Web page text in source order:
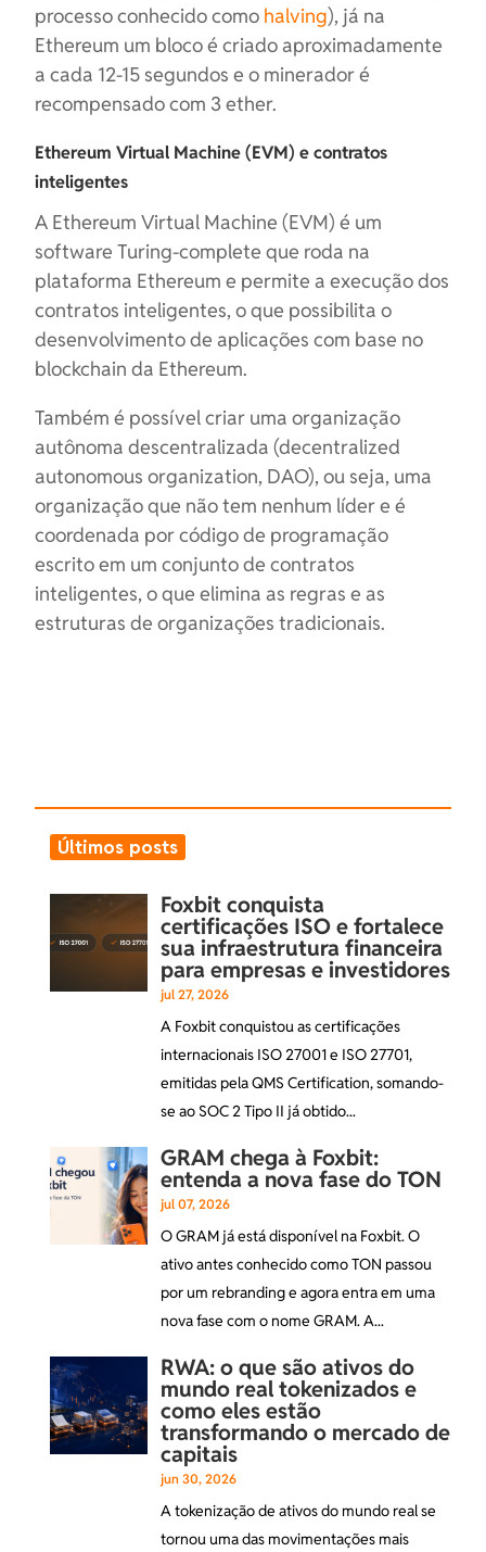
processo conhecido como halving), já na
Ethereum um bloco é criado aproximadamente
a cada 12-15 segundos e o minerador é
recompensado com 3 ether.
Ethereum Virtual Machine (EVM) e contratos
inteligentes
A Ethereum Virtual Machine (EVM) é um
software Turing-complete que roda na
plataforma Ethereum e permite a execução dos
contratos inteligentes, o que possibilita o
desenvolvimento de aplicações com base no
blockchain da Ethereum.
Também é possível criar uma organização
autônoma descentralizada (decentralized
autonomous organization, DAO), ou seja, uma
organização que não tem nenhum líder e é
coordenada por código de programação
escrito em um conjunto de contratos
inteligentes, o que elimina as regras e as
estruturas de organizações tradicionais.
Últimos posts
Foxbit conquista
certificações ISO e fortalece
sua infraestrutura financeira
para empresas e investidores
jul 27, 2026
A Foxbit conquistou as certificações
internacionais ISO 27001 e ISO 27701,
emitidas pela QMS Certification, somando-
se ao SOC 2 Tipo II já obtido...
GRAM chega à Foxbit:
entenda a nova fase do TON
jul 07, 2026
O GRAM já está disponível na Foxbit. O
ativo antes conhecido como TON passou
por um rebranding e agora entra em uma
nova fase com o nome GRAM. A...
RWA: o que são ativos do
mundo real tokenizados e
como eles estão
transformando o mercado de
capitais
jun 30, 2026
A tokenização de ativos do mundo real se
tornou uma das movimentações mais